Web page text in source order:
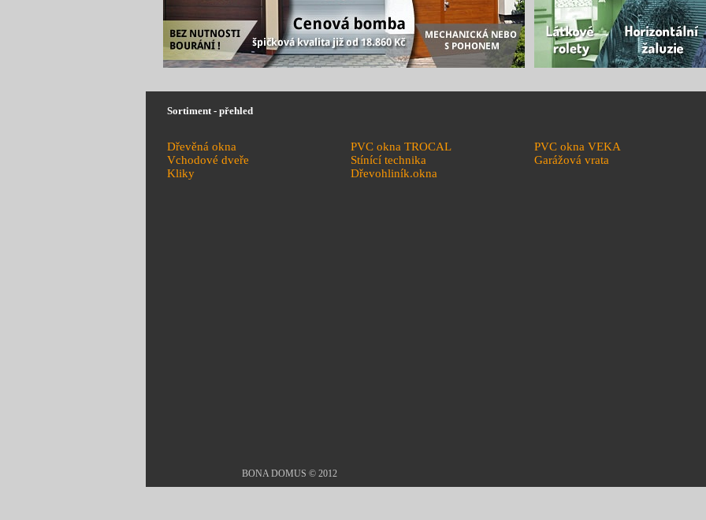
Sortiment - přehled
Dřevěná okna PVC okna TROCAL
PVC okna VEKA
Vchodové dveře
Stínící technika
Garážová vrata
Kliky
Dřevohliník.okna
BONA DOMUS © 2012